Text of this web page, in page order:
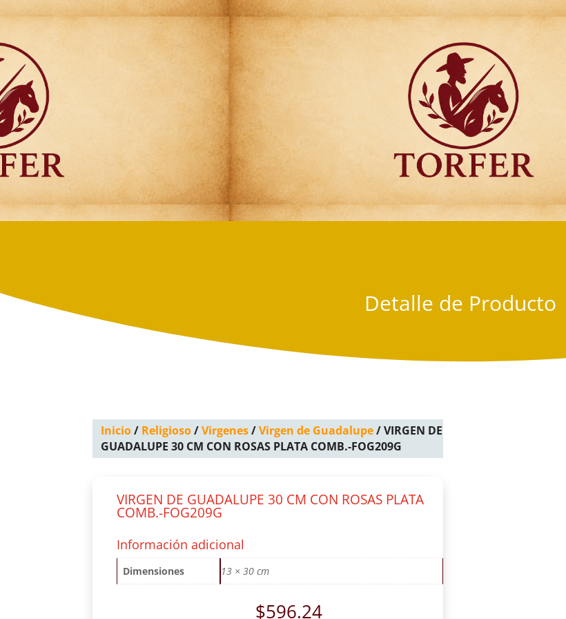
Articulos para Regalo Torfer.
Detalle de Producto
Inicio/ Religioso/Virgenes/Virgen de Guadalupe/ VIRGEN DE
GUADALUPE 30 CM CON ROSAS PLATA COMB.-FOG209G
VIRGEN DE GUADALUPE 30 CM CON ROSAS PLATA
COMB.-FOG209G
Información adicional
Dimensiones 13 × 30 cm
$596.24